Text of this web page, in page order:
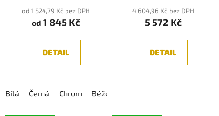
od 1 524,79 Kč bez DPH
od 1 845 Kč
DETAIL
Bílá Černá Chrom Béžová
4 604,96 Kč bez DPH
5 572 Kč
DETAIL